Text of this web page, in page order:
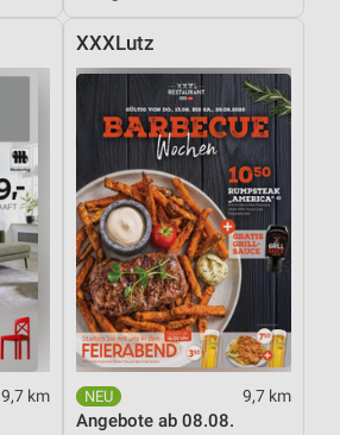
9,7 km
XXXLutz
9,7 km
Angebote ab 08.08.